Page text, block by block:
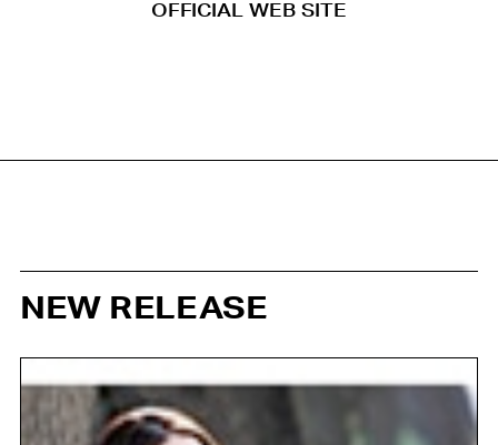
OFFICIAL WEB SITE
NEW RELEASE